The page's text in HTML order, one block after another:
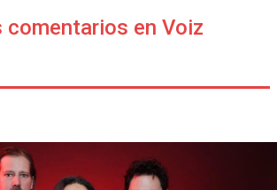
comentarios en Voiz